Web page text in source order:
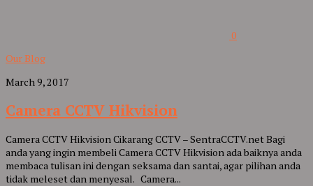
0
Our Blog
March 9, 2017
Camera CCTV Hikvision
Camera CCTV Hikvision Cikarang CCTV – SentraCCTV.net Bagi
anda yang ingin membeli Camera CCTV Hikvision ada baiknya anda
membaca tulisan ini dengan seksama dan santai, agar pilihan anda
tidak meleset dan menyesal. Camera...